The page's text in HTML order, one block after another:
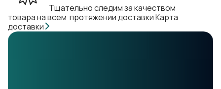
Тщательно следим за качеством
товара на всем протяжении доставкиКарта
доставки